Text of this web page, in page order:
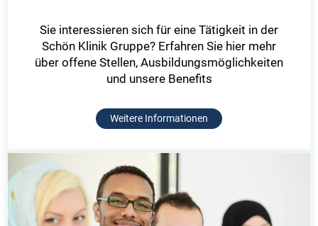
Sie interessieren sich für eine Tätigkeit in der
Schön Klinik Gruppe? Erfahren Sie hier mehr
über offene Stellen, Ausbildungsmöglichkeiten
und unsere Benefits
Weitere Informationen